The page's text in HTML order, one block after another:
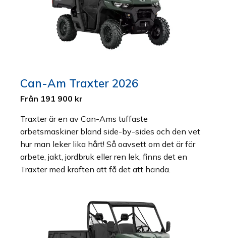
Can-Am Traxter 2026
Från 191 900 kr
Traxter är en av Can-Ams tuffaste
arbetsmaskiner bland side-by-sides och den vet
hur man leker lika hårt! Så oavsett om det är för
arbete, jakt, jordbruk eller ren lek, finns det en
Traxter med kraften att få det att hända.